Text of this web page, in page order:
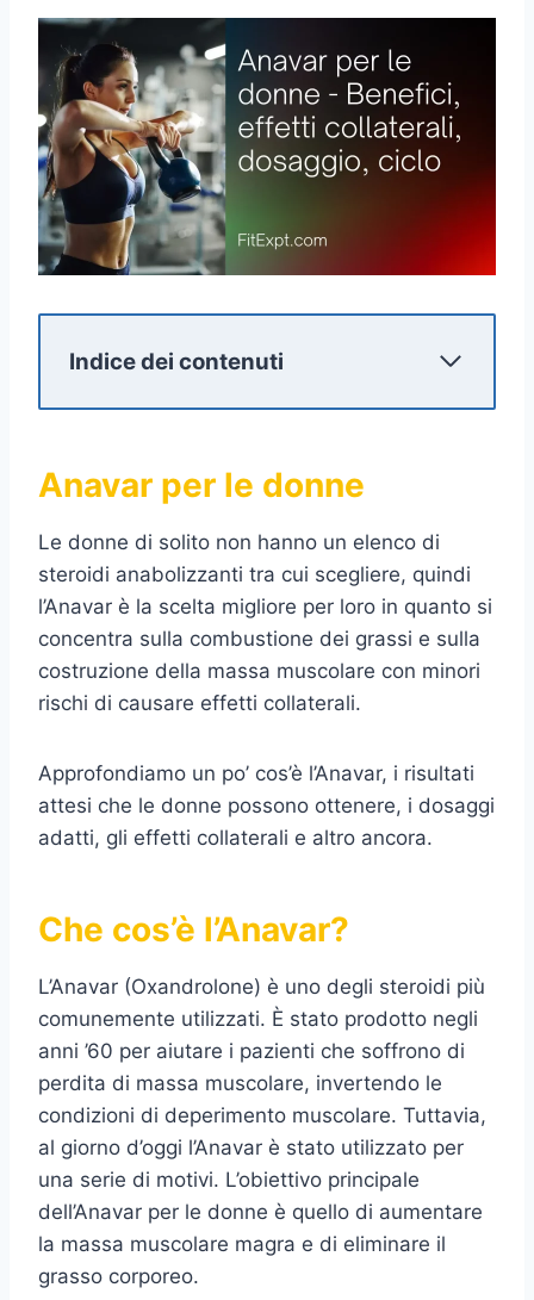
Indice dei contenuti
Anavar per le donne
Le donne di solito non hanno un elenco di
steroidi anabolizzanti tra cui scegliere, quindi
l’Anavar è la scelta migliore per loro in quanto si
concentra sulla combustione dei grassi e sulla
costruzione della massa muscolare con minori
rischi di causare effetti collaterali.
Approfondiamo un po’ cos’è l’Anavar, i risultati
attesi che le donne possono ottenere, i dosaggi
adatti, gli effetti collaterali e altro ancora.
Che cos’è l’Anavar?
L’Anavar (Oxandrolone) è uno degli steroidi più
comunemente utilizzati. È stato prodotto negli
anni ’60 per aiutare i pazienti che soffrono di
perdita di massa muscolare, invertendo le
condizioni di deperimento muscolare. Tuttavia,
al giorno d’oggi l’Anavar è stato utilizzato per
una serie di motivi. L’obiettivo principale
dell’Anavar per le donne è quello di aumentare
la massa muscolare magra e di eliminare il
grasso corporeo.